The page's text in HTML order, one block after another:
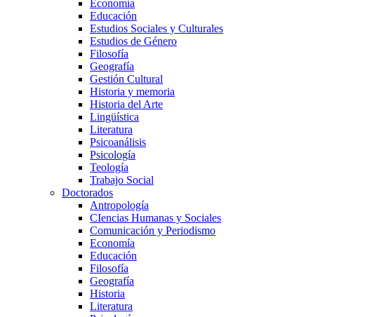
Economía
Educación
Estudios Sociales y Culturales
Estudios de Género
Filosofía
Geografía
Gestión Cultural
Historia y memoria
Historia del Arte
Lingüística
Literatura
Psicoanálisis
Psicología
Teología
Trabajo Social
Doctorados
Antropología
CIencias Humanas y Sociales
Comunicación y Periodismo
Economía
Educación
Filosofía
Geografía
Historia
Literatura